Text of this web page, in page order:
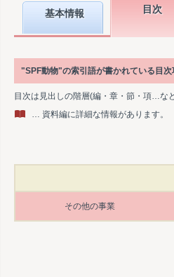
基本情報 目次
"SPF動物"の索引語が書かれている目次
目次は見出しの階層(編・章・節・項…な
… 資料編に詳細な情報があります。
その他の事業